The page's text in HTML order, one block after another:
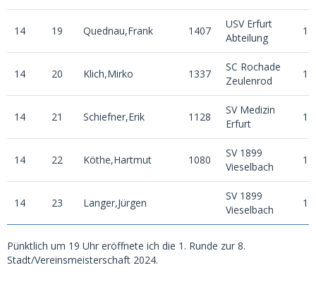
14 19 Quednau,Frank 1407
USV Erfurt
Abteilung
1
14 20 Klich,Mirko 1337
SC Rochade
Zeulenrod
1
14 21 Schiefner,Erik 1128
SV Medizin
Erfurt
1
14 22 Köthe,Hartmut 1080
SV 1899
Vieselbach
1
14 23 Langer,Jürgen
SV 1899
Vieselbach
1
Pünktlich um 19 Uhr eröffnete ich die 1. Runde zur 8.
Stadt/Vereinsmeisterschaft 2024.